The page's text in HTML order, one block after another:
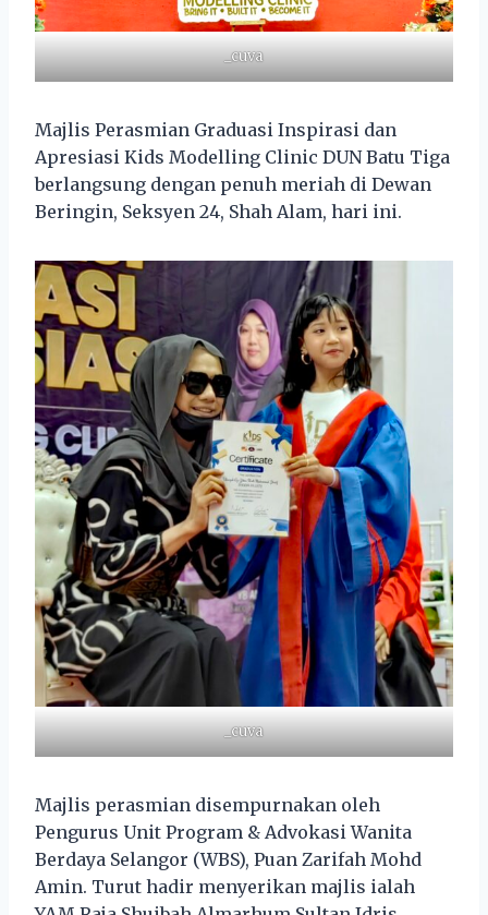
_cuva
Majlis Perasmian Graduasi Inspirasi dan
Apresiasi Kids Modelling Clinic DUN Batu Tiga
berlangsung dengan penuh meriah di Dewan
Beringin, Seksyen 24, Shah Alam, hari ini.
_cuva
Majlis perasmian disempurnakan oleh
Pengurus Unit Program & Advokasi Wanita
Berdaya Selangor (WBS), Puan Zarifah Mohd
Amin. Turut hadir menyerikan majlis ialah